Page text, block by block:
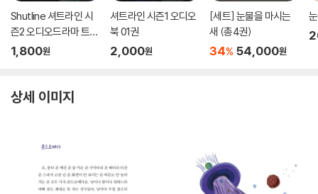
Shutline 셔트라인 시
즌2 오디오드라마 트랙
01
1,800원
셔트라인 시즌1 오디오
북 01권
2,000원
[세트] 눈물을 마시는
새 (총4권)
34% 54,000원
상세 이미지